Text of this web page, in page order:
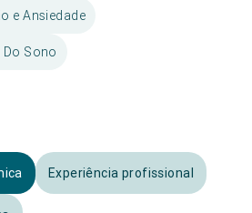
e Ansiedade
Sono
Experiência profissional